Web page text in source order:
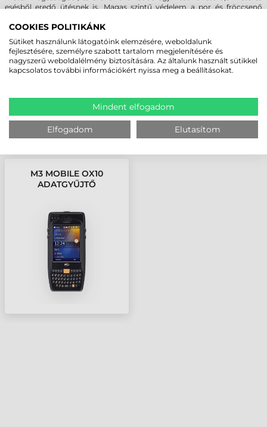
esésből eredő ütésnek is. Magas szintű védelem a por és fröccsenő
MEGBÍZHAT BENNÜNK! ISMERJE MEG
VÁSÁRLÓINK VÉLEMÉNYÉT
KÖVESSE BE YOUTUBE CSATORNÁNKAT!
LEGUTÓBB MEGTEKINTETT TERMÉKEK
M3 MOBILE OX10
ADATGYŰJTŐ
COOKIES POLITIKÁNK
Sütiket használunk látogatóink elemzésére, weboldalunk
fejlesztésére, személyre szabott tartalom megjelenítésére és
nagyszerű weboldalélmény biztosítására. Az általunk használt sütikkel
kapcsolatos további információkért nyissa meg a beállításokat.
Mindent elfogadom
Elfogadom Elutasítom